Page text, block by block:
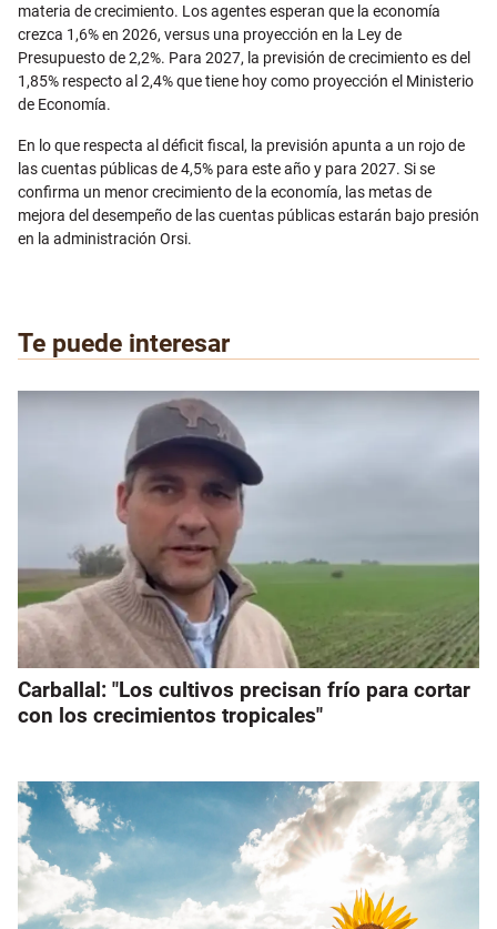
materia de crecimiento. Los agentes esperan que la economía
crezca 1,6% en 2026, versus una proyección en la Ley de
Presupuesto de 2,2%. Para 2027, la previsión de crecimiento es del
1,85% respecto al 2,4% que tiene hoy como proyección el Ministerio
de Economía.
En lo que respecta al déficit fiscal, la previsión apunta a un rojo de
las cuentas públicas de 4,5% para este año y para 2027. Si se
confirma un menor crecimiento de la economía, las metas de
mejora del desempeño de las cuentas públicas estarán bajo presión
en la administración Orsi.
Te puede interesar
Carballal: "Los cultivos precisan frío para cortar
con los crecimientos tropicales"